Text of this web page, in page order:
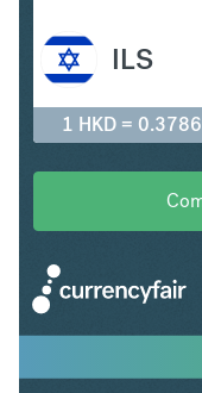
ILS
1 HKD =